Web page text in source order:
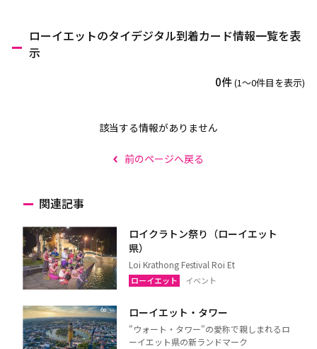
ローイエットのタイデジタル到着カード情報一覧を表
示
0件(1〜0件目を表示)
該当する情報がありません
前のページへ戻る
関連記事
ロイクラトン祭り（ローイエット
県）
Loi Krathong Festival Roi Et
ローイエット イベント
ローイエット・タワー
"ウォート・タワー"の愛称で親しまれるロ
ーイエット県の新ランドマーク